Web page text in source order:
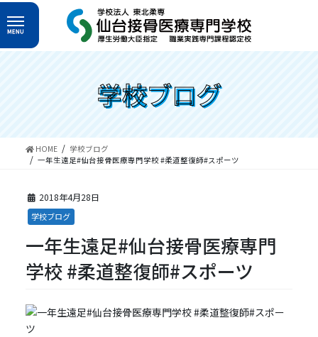
コ
ン
テ
ン
プ
ナ
ビ
ゲ
ー
動
学校ブログ
HOME
学校ブログ
一年生遠足#仙台接骨医療専門学校 #柔道整復師#スポーツ
2018年4月28日
学校ブログ
一年生遠足#仙台接骨医療専門
学校 #柔道整復師#スポーツ